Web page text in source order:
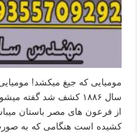
مومیایی که جیغ میکشد!
سال ۱۸۸۶ کشف شد گفته
از فرعون های مصر باستان
کشیده است هنگامی که به